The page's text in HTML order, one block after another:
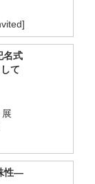
名式
て
性—